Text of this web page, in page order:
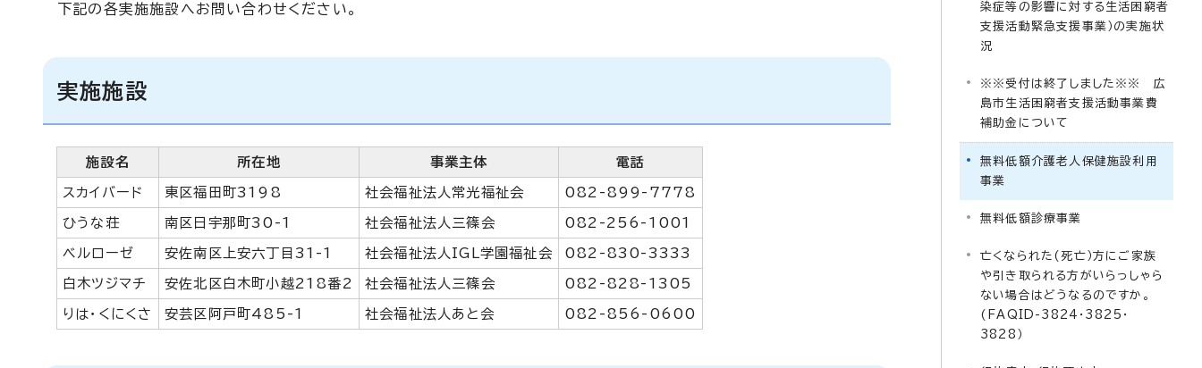
下記の各実施施設へお問い合わせください。
実施施設
施設名 所在地 事業主体 電話
スカイバード 東区福田町3198 社会福祉法人常光福祉会 082-899-7778
ひうな荘 南区日宇那町30-1 社会福祉法人三篠会 082-256-1001
ベルローゼ 安佐南区上安六丁目31-1 社会福祉法人IGL学園福祉会 082-830-3333
白木ツジマチ 安佐北区白木町小越218番2 社会福祉法人三篠会 082-828-1305
りは・くにくさ 安芸区阿戸町485-1 社会福祉法人あと会 082-856-0600
染症等の影響に対する生活困窮者
支援活動緊急支援事業）の実施状
況
※※受付は終了しました※※ 広
島市生活困窮者支援活動事業費
補助金について
無料低額介護老人保健施設利用
事業
無料低額診療事業
亡くなられた(死亡）方にご家族
や引き取られる方がいらっしゃら
ない場合はどうなるのですか。
(FAQID-3824・3825・
3828）